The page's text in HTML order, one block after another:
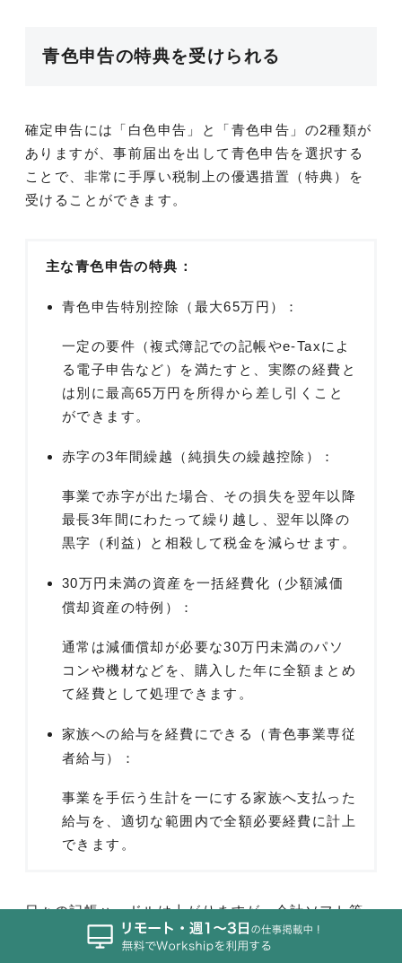
青色申告の特典を受けられる
確定申告には「白色申告」と「青色申告」の2種類が
ありますが、事前届出を出して青色申告を選択する
ことで、非常に手厚い税制上の優遇措置（特典）を
受けることができます。
主な青色申告の特典：
青色申告特別控除（最大65万円）：
一定の要件（複式簿記での記帳やe-Taxによ
る電子申告など）を満たすと、実際の経費と
は別に最高65万円を所得から差し引くこと
ができます。
赤字の3年間繰越（純損失の繰越控除）：
事業で赤字が出た場合、その損失を翌年以降
最長3年間にわたって繰り越し、翌年以降の
黒字（利益）と相殺して税金を減らせます。
30万円未満の資産を一括経費化（少額減価
償却資産の特例）：
通常は減価償却が必要な30万円未満のパソ
コンや機材などを、購入した年に全額まとめ
て経費として処理できます。
家族への給与を経費にできる（青色事業専従
者給与）：
事業を手伝う生計を一にする家族へ支払った
給与を、適切な範囲内で全額必要経費に計上
できます。
日々の記帳ハードルは上がりますが、会計ソフト等
を導入すればスムーズに作成できます。